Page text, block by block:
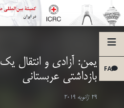
FA
یمن: آزادی و انتقال یک
بازداشتی عربستانی
29 ژانویه 2019